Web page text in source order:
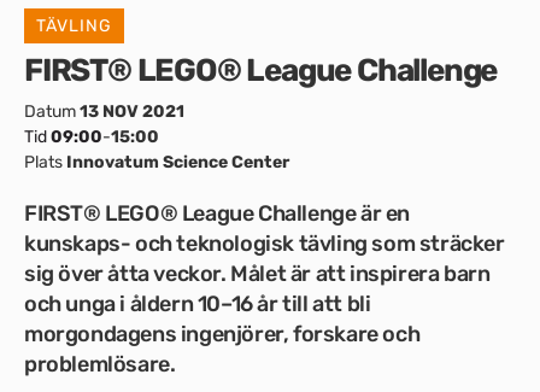
TÄVLING
FIRST® LEGO® League Challenge
Datum13 NOV 2021
Tid09:00-15:00
Plats Innovatum Science Center
FIRST® LEGO® League Challenge är en
kunskaps- och teknologisk tävling som sträcker
sig över åtta veckor. Målet är att inspirera barn
och unga i åldern 10–16 år till att bli
morgondagens ingenjörer, forskare och
problemlösare.